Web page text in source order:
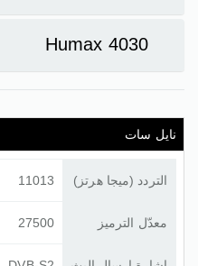
Humax 4030
نايل سات
التردد (ميجا هرتز) 11013
معدّل الترميز 27500